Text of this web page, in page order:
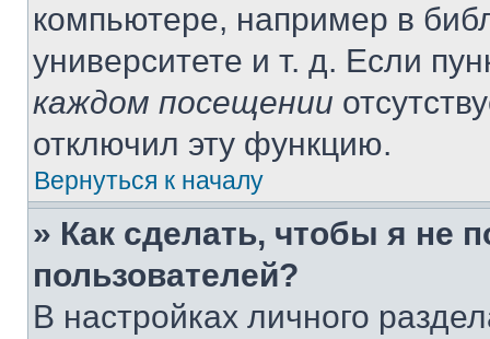
компьютере, например в
университете и т. д. Если
каждом посещении
отключил эту функцию.
Вернуться к началу
» Как сделать, чтобы я не
пользователей?
В настройках личного